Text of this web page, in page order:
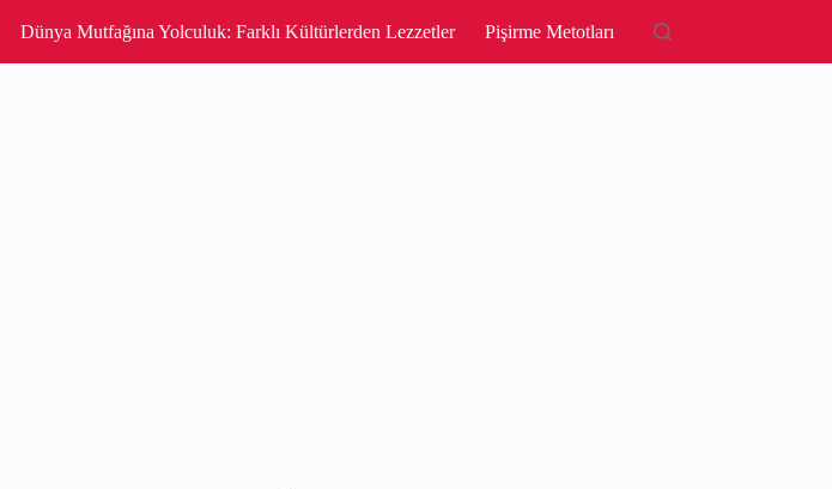
Dünya Mutfağına Yolculuk: Farklı Kültürlerden Lezzetler Pişirme Metotları